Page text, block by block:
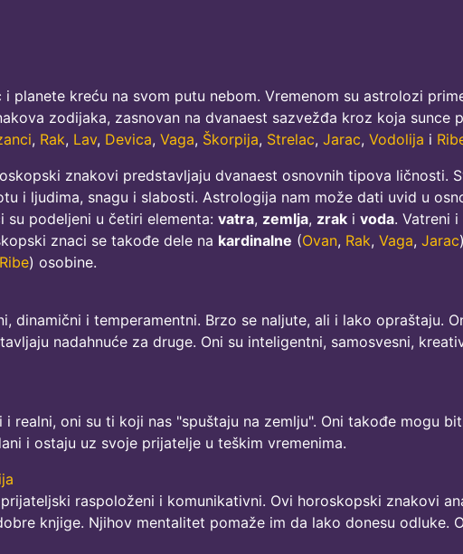
planete kreću na svom putu nebom. Vremenom su astrolozi
zodijaka, zasnovan na dvanaest sazvežđa kroz koja sunce
, Rak, Lav, Devica, Vaga, Škorpija, Strelac, Jarac, Vodolija i
znakovi predstavljaju dvanaest osnovnih tipova ličnosti.
i ljudima, snagu i slabosti. Astrologija nam može dati uvid u
su podeljeni u četiri elementa: vatra, zemlja, zrak i voda. Vatreni
znaci se takođe dele na kardinalne (Ovan, Rak, Vaga, Jarac
Ribe) osobine.
dinamični i temperamentni. Brzo se naljute, ali i lako opraštaju.
nadahnuće za druge. Oni su inteligentni, samosvesni,
realni, oni su ti koji nas "spuštaju na zemlju". Oni takođe mogu
i ostaju uz svoje prijatelje u teškim vremenima.
raspoloženi i komunikativni. Ovi horoskopski znakovi
knjige. Njihov mentalitet pomaže im da lako donesu odluke.